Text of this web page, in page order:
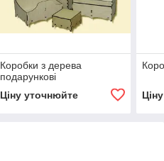
Коробки з дерева
подарункові
Ціну уточнюйте